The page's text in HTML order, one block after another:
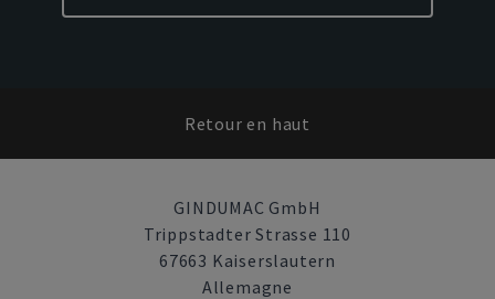
Retour en haut
GINDUMAC GmbH
Trippstadter Strasse 110
67663 Kaiserslautern
Allemagne